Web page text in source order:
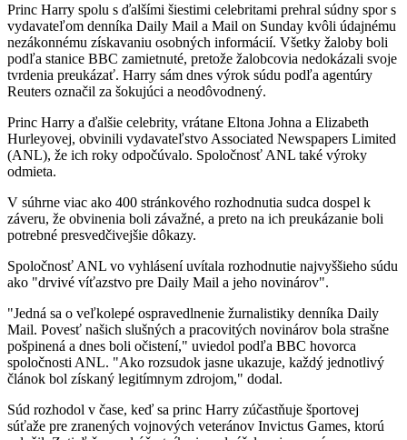
Princ Harry spolu s ďalšími šiestimi celebritami prehral súdny spor s
vydavateľom denníka Daily Mail a Mail on Sunday kvôli údajnému
nezákonnému získavaniu osobných informácií. Všetky žaloby boli
podľa stanice BBC zamietnuté, pretože žalobcovia nedokázali svoje
tvrdenia preukázať. Harry sám dnes výrok súdu podľa agentúry
Reuters označil za šokujúci a neodôvodnený.
Princ Harry a ďalšie celebrity, vrátane Eltona Johna a Elizabeth
Hurleyovej, obvinili vydavateľstvo Associated Newspapers Limited
(ANL), že ich roky odpočúvalo. Spoločnosť ANL také výroky
odmieta.
V súhrne viac ako 400 stránkového rozhodnutia sudca dospel k
záveru, že obvinenia boli závažné, a preto na ich preukázanie boli
potrebné presvedčivejšie dôkazy.
Spoločnosť ANL vo vyhlásení uvítala rozhodnutie najvyššieho súdu
ako "drvivé víťazstvo pre Daily Mail a jeho novinárov".
"Jedná sa o veľkolepé ospravedlnenie žurnalistiky denníka Daily
Mail. Povesť našich slušných a pracovitých novinárov bola strašne
pošpinená a dnes boli očistení," uviedol podľa BBC hovorca
spoločnosti ANL. "Ako rozsudok jasne ukazuje, každý jednotlivý
článok bol získaný legitímnym zdrojom," dodal.
Súd rozhodol v čase, keď sa princ Harry zúčastňuje športovej
súťaže pre zranených vojnových veteránov Invictus Games, ktorú